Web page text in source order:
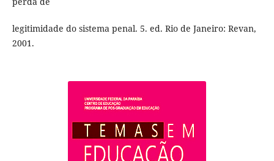
legitimidade do sistema penal. 5. ed. Rio de Janeiro: Revan,
2001.